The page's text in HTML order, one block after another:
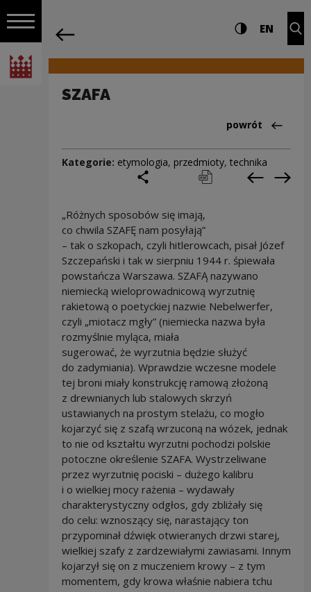
Włącz nawigację
Narodowe Centrum Kultury
Nawigacja Ustawienia i Wysoki
EN
SZAFA
Powrót
powrót
Kategorie: etymologia, przedmioty, technika
podziel się
drukuj pobierz
„Różnych sposobów się imają,
co chwila SZAFĘ nam posyłają”
– tak o szkopach, czyli hitlerowcach, pisał Józef
Szczepański i tak w sierpniu 1944 r. śpiewała
powstańcza Warszawa. SZAFĄ nazywano
niemiecką wieloprowadnicową wyrzutnię
rakietową o poetyckiej nazwie Nebelwerfer,
czyli „miotacz mgły” (niemiecka nazwa była
rozmyślnie myląca, miała
sugerować, że wyrzutnia będzie służyć
do zadymiania). Wprawdzie wczesne modele
tej broni miały konstrukcję ramową złożoną
z drewnianych lub stalowych skrzyń
ustawianych na prostym stelażu, co mogło
kojarzyć się z szafą wrzuconą na wózek, jednak
to nie od kształtu wyrzutni pochodzi polskie
potoczne określenie SZAFA. Wystrzeliwane
przez wyrzutnię pociski – dużego kalibru
i o wielkiej mocy rażenia – wydawały
charakterystyczny odgłos, gdy zbliżały się
do celu: wznoszący się, narastający ton
przypominał dźwięk otwieranych drzwi starej,
wielkiej szafy z zardzewiałymi zawiasami. Innym
kojarzył się on z muczeniem krowy – z tym
momentem, gdy krowa właśnie nabiera tchu